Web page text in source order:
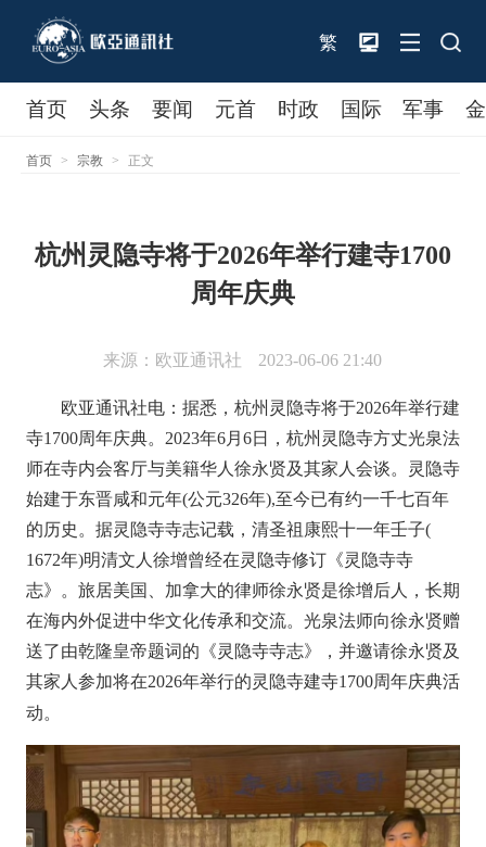
繁
首页 头条 要闻 元首 时政 国际 军事
首页 > 宗教 > 正文
杭州灵隐寺将于2026年举行建寺1700
周年庆典
来源：欧亚通讯社 2023-06-06 21:40
欧亚通讯社电：据悉，杭州灵隐寺将于2026年举行建
寺1700周年庆典。2023年6月6日，杭州灵隐寺方丈光泉法
师在寺内会客厅与美籍华人徐永贤及其家人会谈。灵隐寺
始建于东晋咸和元年(公元326年),至今已有约一千七百年
的历史。据灵隐寺寺志记载，清圣祖康熙十一年壬子(
1672年)明清文人徐增曾经在灵隐寺修订《灵隐寺寺
志》。旅居美国、加拿大的律师徐永贤是徐增后人，长期
在海内外促进中华文化传承和交流。光泉法师向徐永贤赠
送了由乾隆皇帝题词的《灵隐寺寺志》，并邀请徐永贤及
其家人参加将在2026年举行的灵隐寺建寺1700周年庆典活
动。